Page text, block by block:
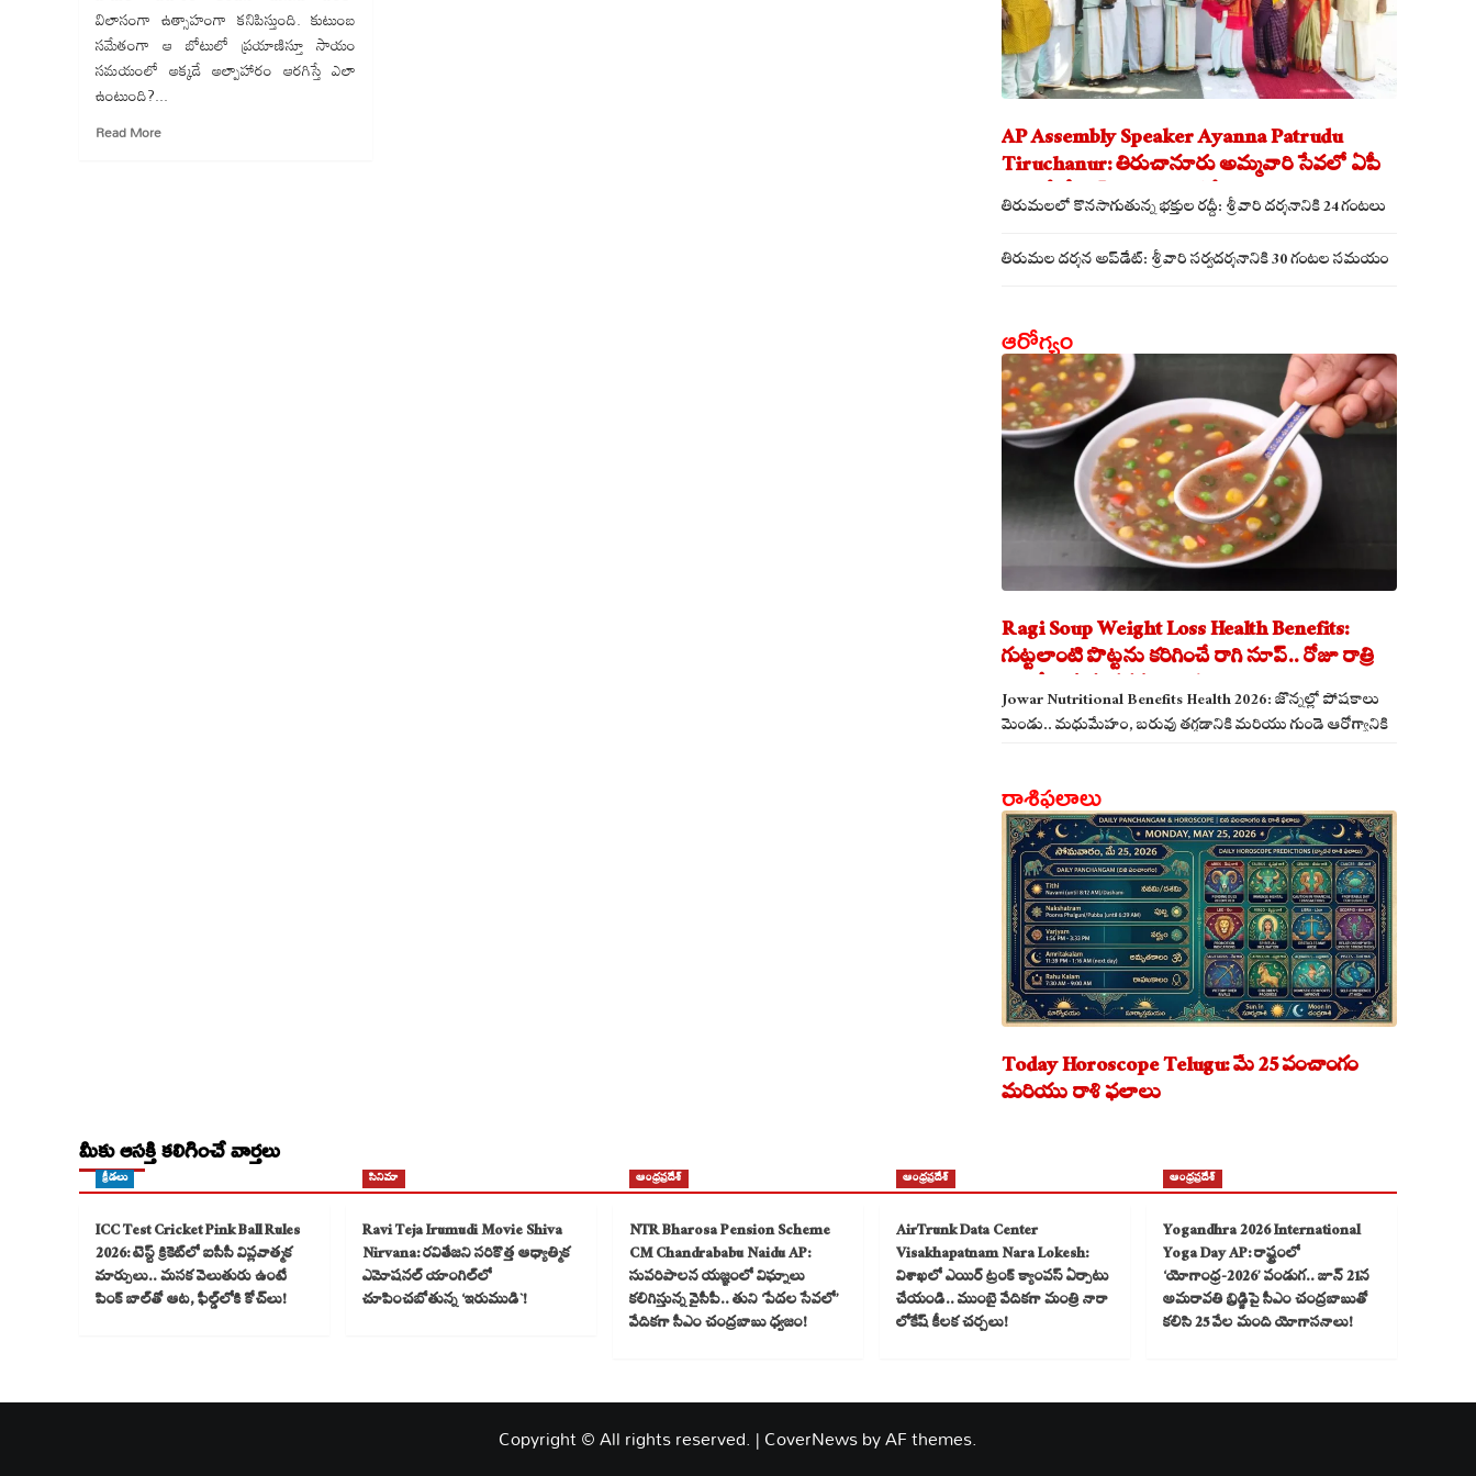
విలాసంగా ఉత్సాహంగా కనిపిస్తుంది. కుటుంబ
సమేతంగా ఆ బోటులో ప్రయాణిస్తూ సాయం
సమయంలో అక్కడే అల్పాహారం ఆరగిస్తే ఎలా
ఉంటుంది?...
Read MoreRead
AP Assembly Speaker Ayanna Patrudu
Tiruchanur: తిరుచానూరు అమ్మవారి సేవలో ఏపీ
అసెంబ్లీ స్పీకర్.. కుటుంబ సమేతంగా దర్శించుకున్న
అయ్యన్నపాత్రుడు!
తిరుమలలో కొనసాగుతున్న భక్తుల రద్దీ: శ్రీవారి దర్శనానికి 24 గంటలు
తిరుమల దర్శన అప్‌డేట్: శ్రీవారి సర్వదర్శనానికి 30 గంటల సమయం
ఆరోగ్యం
Ragi Soup Weight Loss Health Benefits:
గుట్టలాంటి పొట్టను కరిగించే రాగి సూప్.. రోజూ రాత్రి
తాగితే బరువు తగ్గడం ఖాయం!
Jowar Nutritional Benefits Health 2026: జొన్నల్లో పోషకాలు
మెండు.. మధుమేహం, బరువు తగ్గడానికి మరియు గుండె ఆరోగ్యానికి
రాశిఫలాలు
Today Horoscope Telugu: మే 25 పంచాంగం
మరియు రాశి ఫలాలు
మీకు ఆసక్తి కలిగించే వార్తలు
క్రీడలు
ICC Test Cricket Pink Ball Rules
2026: టెస్ట్ క్రికెట్‌లో ఐసీసీ విప్లవాత్మక
మార్పులు.. మసక వెలుతురు ఉంటే
పింక్ బాల్‌తో ఆట, ఫీల్డ్‌లోకి కోచ్‌లు!
సినిమా
Ravi Teja Irumudi Movie Shiva
Nirvana: రవితేజని సరికొత్త ఆధ్యాత్మిక
ఎమోషనల్ యాంగిల్‌లో
చూపించబోతున్న ‘ఇరుముడి`!
ఆంధ్రప్రదేశ్
NTR Bharosa Pension Scheme
CM Chandrababu Naidu AP:
సుపరిపాలన యజ్ఞంలో విఘ్నాలు
కలిగిస్తున్న వైసీపీ.. తుని ‘పేదల సేవలో’
వేదికగా సీఎం చంద్రబాబు ధ్వజం!
ఆంధ్రప్రదేశ్
AirTrunk Data Center
Visakhapatnam Nara Lokesh:
విశాఖలో ఎయిర్ ట్రంక్ క్యాంపస్ ఏర్పాటు
చేయండి.. ముంబై వేదికగా మంత్రి నారా
లోకేష్ కీలక చర్చలు!
ఆంధ్రప్రదేశ్
Yogandhra 2026 International
Yoga Day AP: రాష్ట్రంలో
‘యోగాంధ్ర-2026’ పండుగ.. జూన్ 21న
అమరావతి బ్రిడ్జిపై సీఎం చంద్రబాబుతో
కలిసి 25 వేల మంది యోగాసనాలు!
Copyright © All rights reserved. |CoverNewsby AF themes.